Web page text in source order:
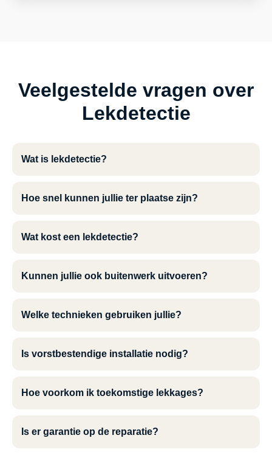
Veelgestelde vragen over
Lekdetectie
Wat is lekdetectie?
Hoe snel kunnen jullie ter plaatse zijn?
Wat kost een lekdetectie?
Kunnen jullie ook buitenwerk uitvoeren?
Welke technieken gebruiken jullie?
Is vorstbestendige installatie nodig?
Hoe voorkom ik toekomstige lekkages?
Is er garantie op de reparatie?